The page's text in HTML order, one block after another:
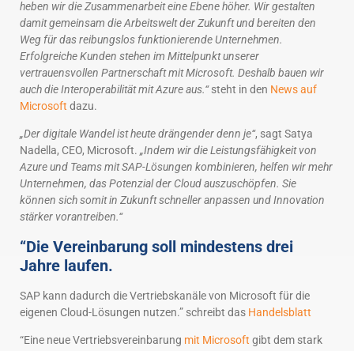
heben wir die Zusammenarbeit eine Ebene höher. Wir gestalten
damit gemeinsam die Arbeitswelt der Zukunft und bereiten den
Weg für das reibungslos funktionierende Unternehmen.
Erfolgreiche Kunden stehen im Mittelpunkt unserer
vertrauensvollen Partnerschaft mit Microsoft. Deshalb bauen wir
auch die Interoperabilität mit Azure aus.“steht in den News auf
Microsoft dazu.
„Der digitale Wandel ist heute drängender denn je“, sagt Satya
Nadella, CEO, Microsoft. „Indem wir die Leistungsfähigkeit von
Azure und Teams mit SAP-Lösungen kombinieren, helfen wir mehr
Unternehmen, das Potenzial der Cloud auszuschöpfen. Sie
können sich somit in Zukunft schneller anpassen und Innovation
stärker vorantreiben.“
“Die Vereinbarung soll mindestens drei
Jahre laufen.
SAP kann dadurch die Vertriebskanäle von Microsoft für die
eigenen Cloud-Lösungen nutzen.” schreibt das Handelsblatt
“Eine neue Vertriebsvereinbarung mit Microsoft gibt dem stark